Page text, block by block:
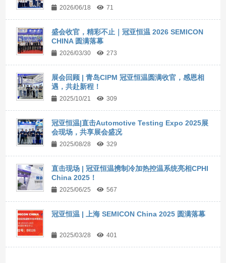
2026/06/18 71
盛会收官，精彩不止｜冠亚恒温 2026 SEMICON
CHINA 圆满落幕
2026/03/30 273
展会回顾 | 青岛CIPM 冠亚恒温圆满收官，感恩相
遇，共赴新程！
2025/10/21 309
冠亚恒温|直击Automotive Testing Expo 2025展
会现场，共享展会盛况
2025/08/28 329
直击现场 | 冠亚恒温携制冷加热控温系统亮相CPHI
China 2025！
2025/06/25 567
冠亚恒温 | 上海 SEMICON China 2025 圆满落幕
2025/03/28 401